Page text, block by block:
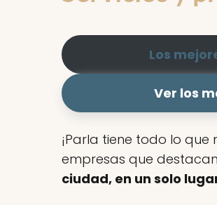
Los
Ver los
¡Parla tiene todo lo que
empresas que
ciudad, en un solo